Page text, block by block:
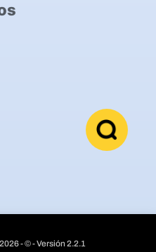
- © - Versión 2.2.1